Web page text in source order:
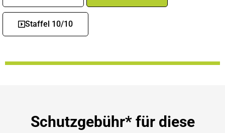
Staffel 10/10
Schutzgebühr* für diese